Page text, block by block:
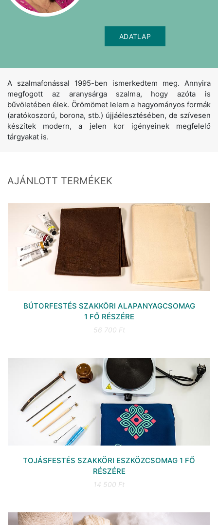
ADATLAP
A szalmafonással 1995-ben ismerkedtem meg. Annyira
megfogott az aranysárga szalma, hogy azóta is
bűvöletében élek. Örömömet lelem a hagyományos formák
(aratókoszorú, borona, stb.) újjáélesztésében, de szívesen
készítek modern, a jelen kor igényeinek megfelelő
tárgyakat is.
AJÁNLOTT TERMÉKEK
BÚTORFESTÉS SZAKKÖRI ALAPANYAGCSOMAG
1 FŐ RÉSZÉRE
56 700 Ft
TOJÁSFESTÉS SZAKKÖRI ESZKÖZCSOMAG 1 FŐ
RÉSZÉRE
14 500 Ft